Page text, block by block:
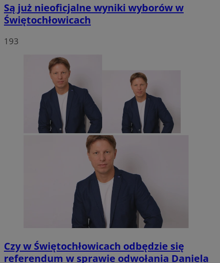
Są już nieoficjalne wyniki wyborów w
Świętochłowicach
193
Czy w Świętochłowicach odbędzie się
referendum w sprawie odwołania Daniela